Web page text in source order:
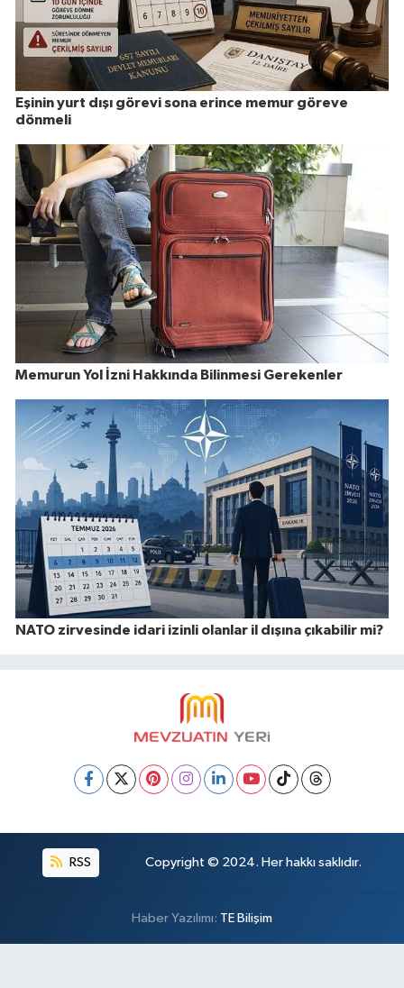
Eşinin yurt dışı görevi sona erince memur göreve
dönmeli
Memurun Yol İzni Hakkında Bilinmesi Gerekenler
NATO zirvesinde idari izinli olanlar il dışına çıkabilir mi?
RSS Copyright © 2024. Her hakkı saklıdır.
Haber Yazılımı: TE Bilişim